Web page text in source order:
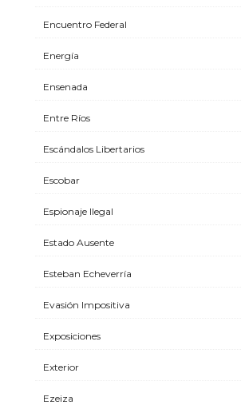
Encuentro Federal
Energía
Ensenada
Entre Ríos
Escándalos Libertarios
Escobar
Espionaje Ilegal
Estado Ausente
Esteban Echeverría
Evasión Impositiva
Exposiciones
Exterior
Ezeiza